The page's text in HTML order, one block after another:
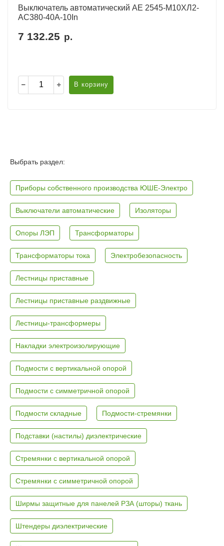
Выключатель автоматический АЕ 2545-М10ХЛ2-
AC380-40А-10In
7 132.25 р.
В корзину
Выбрать раздел:
Приборы собственного производства ЮШЕ-Электро
Выключатели автоматические Изоляторы
Опоры ЛЭП Трансформаторы
Трансформаторы тока Электробезопасность
Лестницы приставные
Лестницы приставные раздвижные
Лестницы-трансформеры
Накладки электроизолирующие
Подмости с вертикальной опорой
Подмости с симметричной опорой
Подмости складные Подмости-стремянки
Подставки (настилы) диэлектрические
Стремянки с вертикальной опорой
Стремянки с симметричной опорой
Ширмы защитные для панелей РЗА (шторы) ткань
Штендеры диэлектрические